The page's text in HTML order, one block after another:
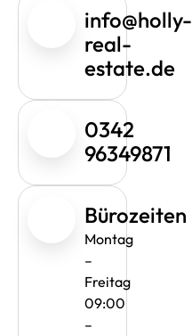
info@holly-
real-
estate.de
0342
96349871
Bürozeiten
Montag
–
Freitag
09:00
–